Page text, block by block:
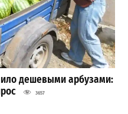
дешевыми арбузами:
3657